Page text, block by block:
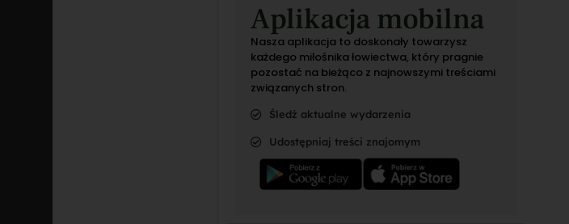
Aplikacja mobilna
Nasza aplikacja to doskonały towarzysz
każdego miłośnika łowiectwa, który pragnie
pozostać na bieżąco z najnowszymi treściami
związanych stron.
Śledź aktualne wydarzenia
Udostępniaj treści znajomym